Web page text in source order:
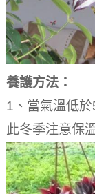
養護方法：
1、當氣溫低
此冬季注意保